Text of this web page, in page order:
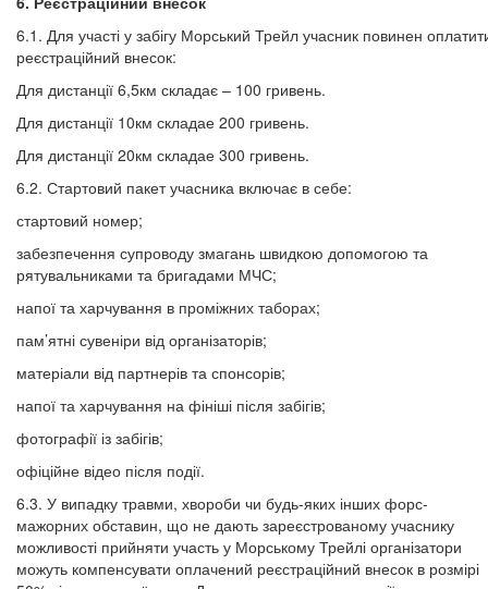
6.1. Для участі у забігу Морський Трейл учасник повинен
реєстраційний внесок:
Для дистанції 6,5км складає – 100 гривень.
Для дистанції 10км складае 200 гривень.
Для дистанції 20км складае 300 гривень.
6.2. Стартовий пакет учасника включає в себе:
стартовий номер;
забезпечення супроводу змагань швидкою допомогою та
рятувальниками та бригадами МЧС;
напої та харчування в проміжних таборах;
пам’ятні сувеніри від організаторів;
матеріали від партнерів та спонсорів;
напої та харчування на фініші після забігів;
фотографії із забігів;
офіційне відео після події.
6.3. У випадку травми, хвороби чи будь-яких інших форс-
мажорних обставин, що не дають зареєстрованому учаснику
можливості прийняти участь у Морському Трейлі організатори
можуть компенсувати оплачений реєстраційний внесок в розмірі